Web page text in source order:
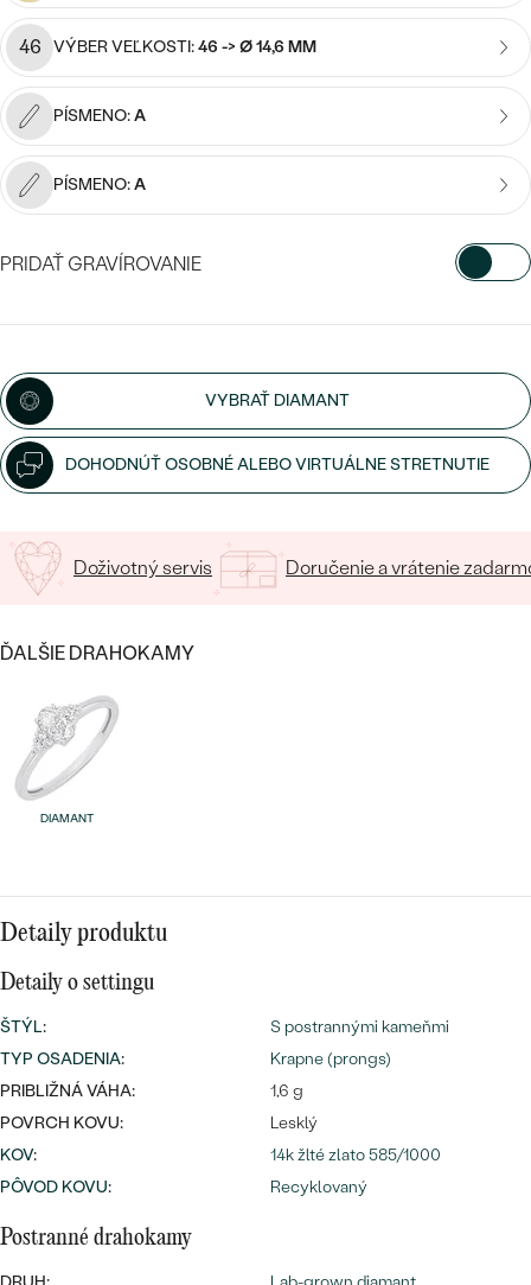
Wave kolekcia
PODĽA TVARU DRAHOKAMU
NA MIERU
DIAMANTY
Bestsellery
náušnice
Personalizované
prívesky
Najpredávanejšie
prstene
PREZRIEŤ
46 VÝBER VEĽKOSTI:46 -> Ø 14,6 MM
PÍSMENO:A
PÍSMENO:A
PRIDAŤ GRAVÍROVANIE
Napíšte iniciály/text
15/ 15 ZNAKOV
VYBRAŤ DIAMANT
DOHODNÚŤ OSOBNÉ ALEBO VIRTUÁLNE STRETNUTIE
Doživotný servis Doručenie a vrátenie
ĎALŠIE DRAHOKAMY
DIAMANT
Detaily produktu
Detaily o settingu
ŠTÝL:
S postrannými kameňmi
TYP OSADENIA:
Krapne (prongs)
PRIBLIŽNÁ VÁHA:
1,6 g
POVRCH KOVU:
Lesklý
KOV:
14k žlté zlato 585/1000
PÔVOD KOVU: Recyklovaný
Postranné drahokamy